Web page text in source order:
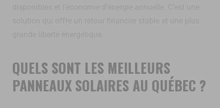
QUELS SONT LES MEILLEURS
PANNEAUX SOLAIRES AU QUÉBEC ?